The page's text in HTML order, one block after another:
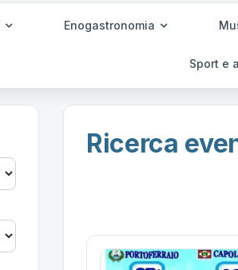
Enogastronomia
Sport e
Ricerca